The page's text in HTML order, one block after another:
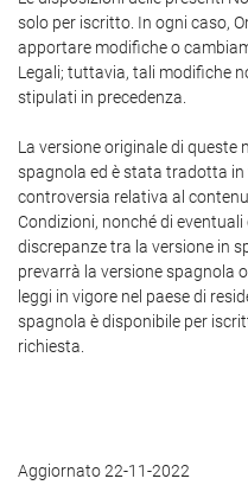
solo per iscritto. In ogni caso,
apportare modifiche o
Legali; tuttavia, tali modifiche
stipulati in precedenza.
La versione originale di queste
spagnola ed è stata tradotta in
controversia relativa al
Condizioni, nonché di
discrepanze tra la versione in
prevarrà la versione spagnola
leggi in vigore nel paese di
spagnola è disponibile per
richiesta.
Aggiornato 22-11-2022